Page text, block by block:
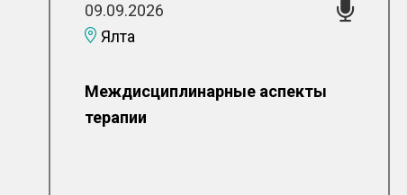
09.09.2026
Ялта
Междисциплинарные аспекты
терапии